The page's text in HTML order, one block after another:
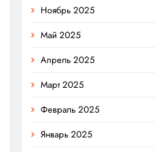
Ноябрь 2025
Май 2025
Апрель 2025
Март 2025
Февраль 2025
Январь 2025